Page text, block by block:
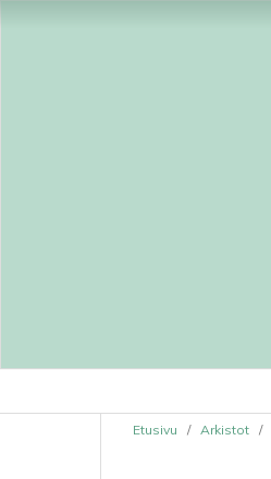
Etusivu / Arkistot /